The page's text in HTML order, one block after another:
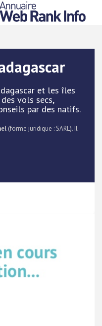
et les îles
vols secs,
par des natifs.
(forme juridique : SARL). Il